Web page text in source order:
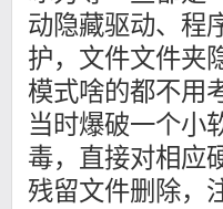
动隐藏驱动、程
护，文件文件夹
模式啥的都不用
当时爆破一个小
毒，直接对相应
残留文件删除，